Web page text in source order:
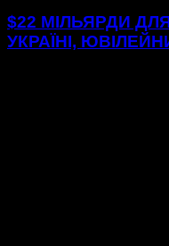
$22 МІЛЬЯРДИ
УКРАЇНІ,